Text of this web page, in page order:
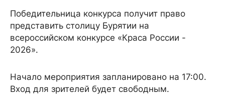
Победительница конкурса получит право
представить столицу Бурятии на
всероссийском конкурсе «Краса России -
2026».
Начало мероприятия запланировано на 17:00.
Вход для зрителей будет свободным.